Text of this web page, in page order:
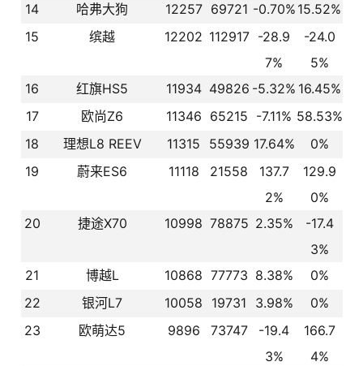
14
哈弗大狗 12257 69721 -0.70% 15.52%
15
缤越 12202 112917 -28.9
7%
-24.0
5%
16
红旗HS5 11934 49826 -5.32% 16.45%
17
欧尚Z6 11346 65215 -7.11% 58.53%
18
理想L8 REEV 11315 55939 17.64%
0%
19
蔚来ES6 11118 21558
137.7
2%
129.9
0%
20
捷途X70 10998 78875 2.35%
-17.4
3%
21
博越L 10868 77773 8.38%
0%
22
银河L7 10058 19731 3.98%
0%
23
欧萌达5 9896 73747
-19.4
3%
166.7
4%